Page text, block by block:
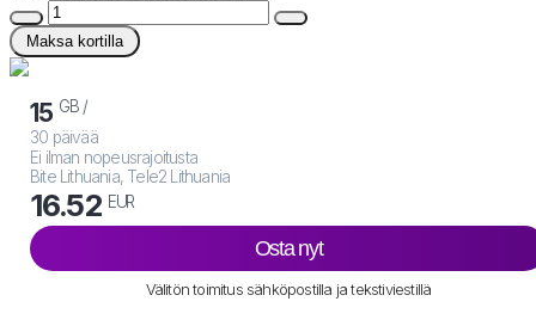
Maksa kortilla
15 GB /
30 päivää
Ei ilman nopeusrajoitusta
Bite Lithuania, Tele2 Lithuania
16.52 EUR
Osta nyt
Välitön toimitus sähköpostilla ja tekstiviestillä